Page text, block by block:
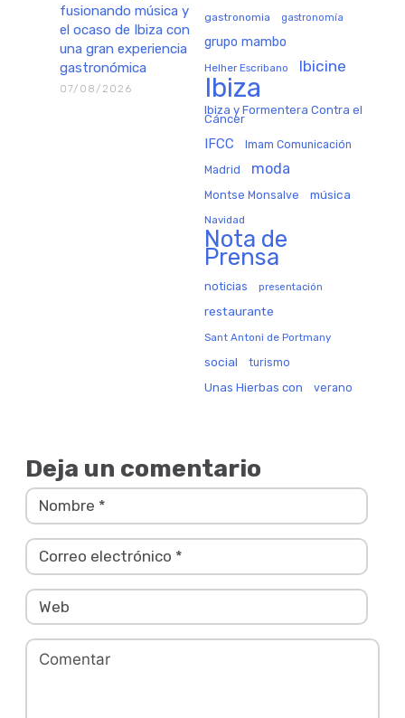
fusionando música y
el ocaso de Ibiza con
una gran experiencia
gastronómica
07/08/2026
gastronomia gastronomía
grupo mambo
Helher Escribano Ibicine
Ibiza
Ibiza y Formentera Contra el
Cáncer
IFCC Imam Comunicación
Madrid moda
Montse Monsalve música
Navidad
Nota de
Prensa
noticias presentación
restaurante
Sant Antoni de Portmany
social turismo
Unas Hierbas con verano
Deja un comentario